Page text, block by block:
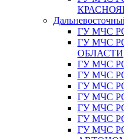
ГУ МЧС
ГУ МЧС
ОБЛАСТИ
ГУ МЧС
ГУ МЧС
ГУ МЧС
ГУ МЧС
ГУ МЧС
ГУ МЧС
ГУ МЧС